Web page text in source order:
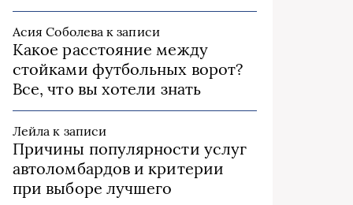
Асия Соболева к записи
Какое расстояние между
стойками футбольных ворот?
Все, что вы хотели знать
Лейла к записи
Причины популярности услуг
автоломбардов и критерии
при выборе лучшего